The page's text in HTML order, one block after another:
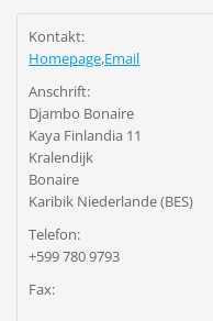
Kontakt:
Homepage,Email
Anschrift:
Djambo Bonaire
Kaya Finlandia 11
Kralendijk
Bonaire
Karibik Niederlande (BES)
Telefon:
+599 780 9793
Fax: